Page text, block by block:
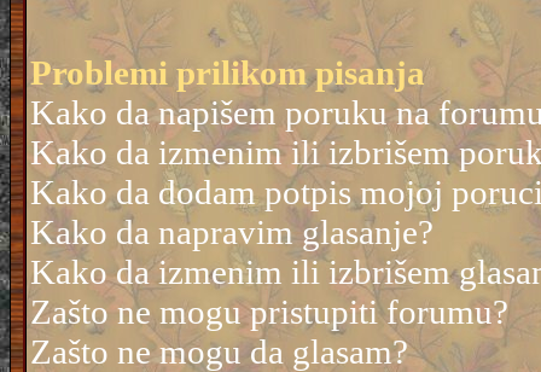
Problemi prilikom pisanja
Kako da napišem poruku na
Kako da izmenim ili izbrišem
Kako da dodam potpis mojoj
Kako da napravim glasanje?
Kako da izmenim ili izbrišem
Zašto ne mogu pristupiti forumu?
Zašto ne mogu da glasam?